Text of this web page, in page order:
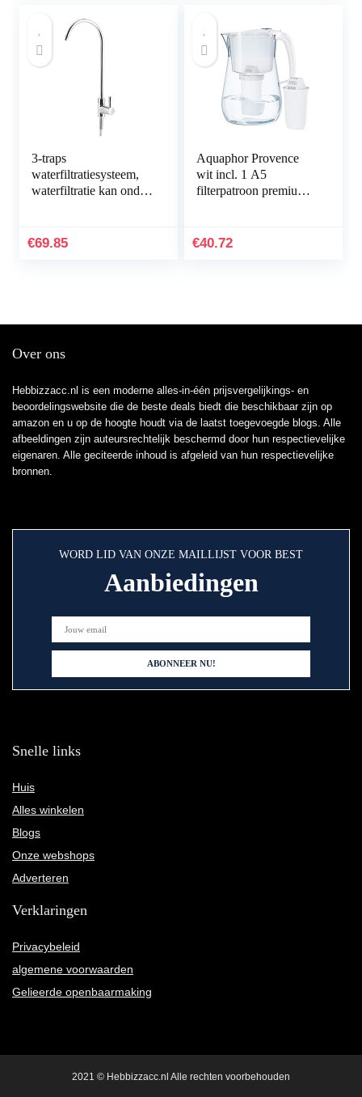
3-traps
waterfiltratiesysteem,
waterfiltratie kan onder
Waterfiltratiesysteem
€69.85
Aquaphor Provence
wit incl. 1 A5
filterpatroon premium
van kalk, chloor en…
€40.72
Over ons
Hebbizzacc.nl is een moderne alles-in-één prijsvergelijkings- en
beoordelingswebsite die de beste deals biedt die beschikbaar zijn op
amazon en u op de hoogte houdt via de laatst toegevoegde blogs. Alle
afbeeldingen zijn auteursrechtelijk beschermd door hun respectievelijke
eigenaren. Alle geciteerde inhoud is afgeleid van hun respectievelijke
bronnen.
WORD LID VAN ONZE MAILLIJST VOOR BEST
Aanbiedingen
Snelle links
Huis
Alles winkelen
Blogs
Onze webshops
Adverteren
Verklaringen
Privacybeleid
algemene voorwaarden
Gelieerde openbaarmaking
2021 © Hebbizzacc.nl Alle rechten voorbehouden